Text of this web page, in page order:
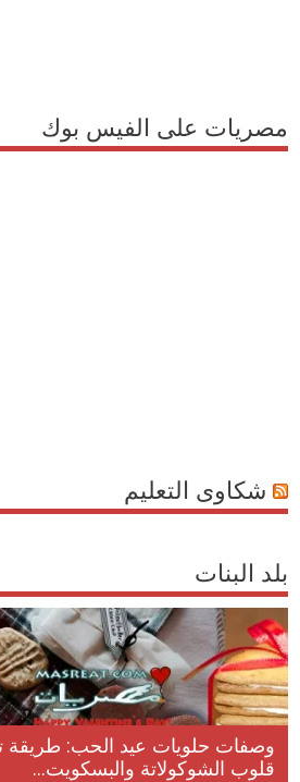
مصريات على الفيس بوك
شكاوى التعليم
بلد البنات
وصفات حلويات عيد الحب: طريقة
قلوب الشوكولاتة والبسكويت...